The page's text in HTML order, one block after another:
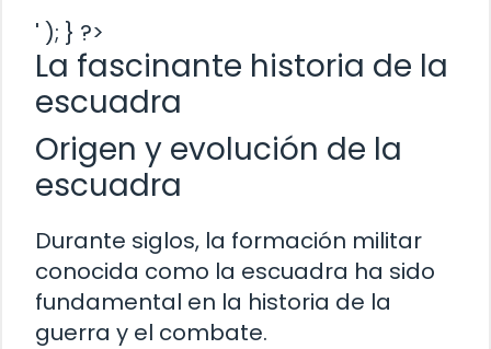
' ); } ?>
La fascinante historia de la
escuadra
Origen y evolución de la
escuadra
Durante siglos, la formación militar
conocida como la escuadra ha sido
fundamental en la historia de la
guerra y el combate.